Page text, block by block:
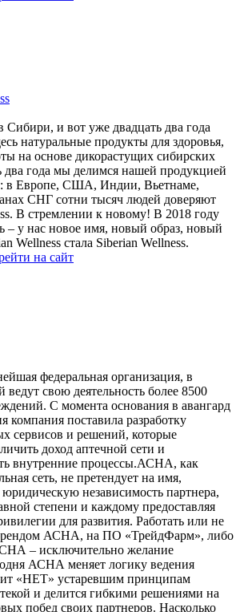
и вот уже двадцать два года
натуральные продукты для здоровья,
на основе дикорастущих сибирских
два года мы делимся нашей продукцией
в Европе, США, Индии, Вьетнаме,
СНГ сотни тысяч людей доверяют
В стремлении к новому! В 2018 году
– у нас новое имя, новый образ, новый
Wellness стала Siberian Wellness.
на сайт
федеральная организация, в
ведут свою деятельность более 8500
С момента основания в авангард
компания поставила разработку
сервисов и решений, которые
доход аптечной сети и
внутренние процессы.АСНА, как
сеть, не претендует на имя,
независимость партнера,
степени и каждому предоставляя
для развития. Работать или не
АСНА, на ПО «ТрейдФарм», либо
– исключительно желание
АСНА меняет логику ведения
«НЕТ» устаревшим принципам
и делится гибкими решениями на
побед своих партнеров. Насколько